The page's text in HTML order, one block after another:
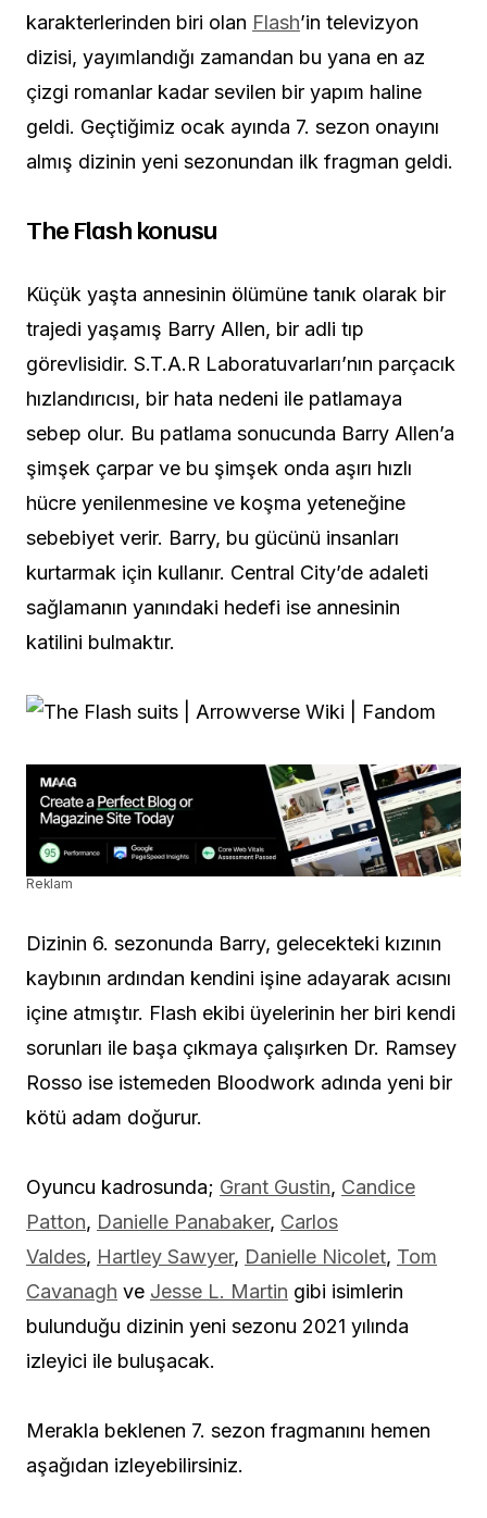
karakterlerinden biri olan Flash’in televizyon
dizisi, yayımlandığı zamandan bu yana en az
çizgi romanlar kadar sevilen bir yapım haline
geldi. Geçtiğimiz ocak ayında 7. sezon onayını
almış dizinin yeni sezonundan ilk fragman geldi.
The Flash konusu
Küçük yaşta annesinin ölümüne tanık olarak bir
trajedi yaşamış Barry Allen, bir adli tıp
görevlisidir. S.T.A.R Laboratuvarları’nın parçacık
hızlandırıcısı, bir hata nedeni ile patlamaya
sebep olur. Bu patlama sonucunda Barry Allen’a
şimşek çarpar ve bu şimşek onda aşırı hızlı
hücre yenilenmesine ve koşma yeteneğine
sebebiyet verir. Barry, bu gücünü insanları
kurtarmak için kullanır. Central City’de adaleti
sağlamanın yanındaki hedefi ise annesinin
katilini bulmaktır.
Reklam
Dizinin 6. sezonunda Barry, gelecekteki kızının
kaybının ardından kendini işine adayarak acısını
içine atmıştır. Flash ekibi üyelerinin her biri kendi
sorunları ile başa çıkmaya çalışırken Dr. Ramsey
Rosso ise istemeden Bloodwork adında yeni bir
kötü adam doğurur.
Oyuncu kadrosunda; Grant Gustin, Candice
Patton, Danielle Panabaker, Carlos
Valdes, Hartley Sawyer, Danielle Nicolet, Tom
Cavanagh ve Jesse L. Martin gibi isimlerin
bulunduğu dizinin yeni sezonu 2021 yılında
izleyici ile buluşacak.
Merakla beklenen 7. sezon fragmanını hemen
aşağıdan izleyebilirsiniz.